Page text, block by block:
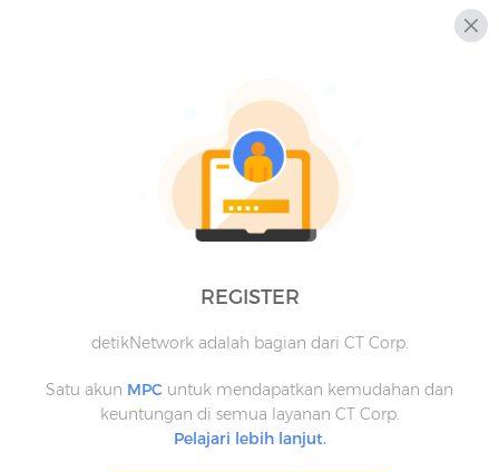
REGISTER
detikNetwork adalah bagian dari CT Corp.
Satu akun MPC untuk mendapatkan kemudahan dan
keuntungan di semua layanan CT Corp.
Pelajari lebih lanjut.